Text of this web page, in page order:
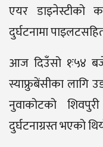
एयर डाइनेस्टीको
दुर्घटनामा
आज दिउँसो १ः५४
स्याफ्रुबेंसीका लागि
नुवाकोटको
दुर्घटनाग्रस्त भएको